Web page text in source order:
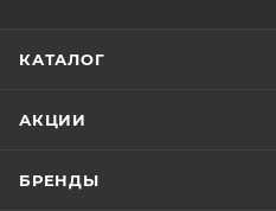
КАТАЛОГ
АКЦИИ
БРЕНДЫ